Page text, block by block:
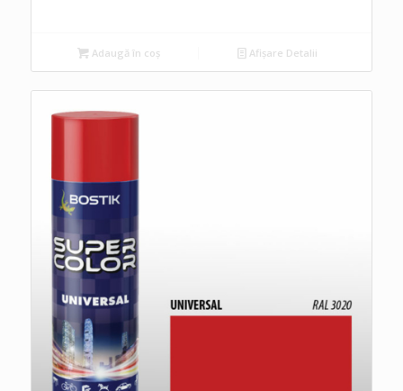
Adaugă în coș Afișare Detalii